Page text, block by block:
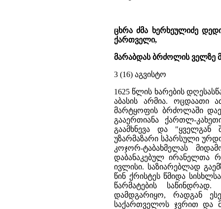
ცხრა ძმა ხერხეულიძე
ქართველი,
მარაბდას ბრძოლის ველზე
3 (16) აგვისტო
1625 წლის ხარების
აბასის არმია. ოცდაათი
მარტყოფის ბრძოლაში
გააერთიანა ქართლ-
გაამხნევა და "ყველგან
უზარმაზარი სპარსული
კოჯორ-ტაბახმელას
დაბანაკებულ ირანელთა
ივლისი. საზიარებლად
წინ ქრისტეს წმიდა
წარმატების
დამდგარიყო, რადგან
საქართველოს ჯვრით და